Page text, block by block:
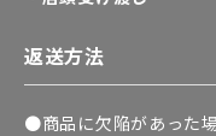
返送方法
●商品に欠陥があった